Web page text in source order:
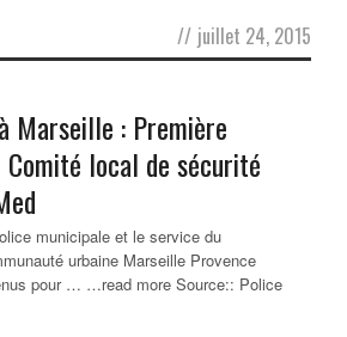
// juillet 24, 2015
Marseille : Première
local de sécurité
municipale et le service du
urbaine Marseille Provence
pour … …read more Source:: Police